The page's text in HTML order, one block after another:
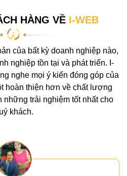
HÀNG VỀ I-WEB
của bất kỳ doanh nghiệp nào,
nghiệp tồn tại và phát triển. I-
nghe mọi ý kiến đóng góp của
hoàn thiện hơn về chất lượng
những trải nghiệm tốt nhất cho
khách.